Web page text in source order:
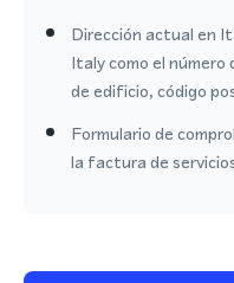
Dirección actual en
Italy como el número
de edificio, código
Formulario de
la factura de